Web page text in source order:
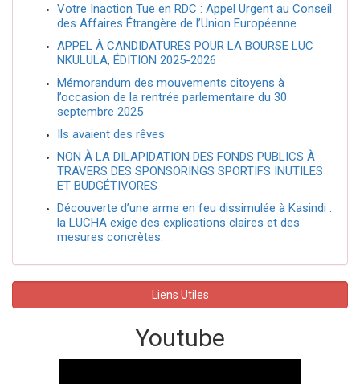
Votre Inaction Tue en RDC : Appel Urgent au Conseil
des Affaires Étrangère de l’Union Européenne.
APPEL À CANDIDATURES POUR LA BOURSE LUC
NKULULA, ÉDITION 2025-2026
Mémorandum des mouvements citoyens à
l’occasion de la rentrée parlementaire du 30
septembre 2025
Ils avaient des rêves
NON À LA DILAPIDATION DES FONDS PUBLICS À
TRAVERS DES SPONSORINGS SPORTIFS INUTILES
ET BUDGÉTIVORES
Découverte d’une arme en feu dissimulée à Kasindi :
la LUCHA exige des explications claires et des
mesures concrètes.
Liens Utiles
Youtube